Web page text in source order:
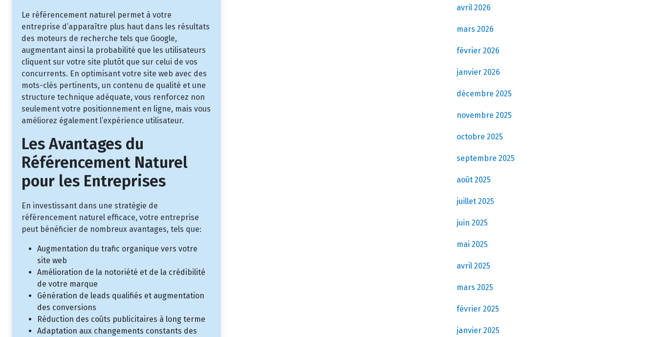
Le référencement naturel permet à votre
entreprise d’apparaître plus haut dans les résultats
des moteurs de recherche tels que Google,
augmentant ainsi la probabilité que les utilisateurs
cliquent sur votre site plutôt que sur celui de vos
concurrents. En optimisant votre site web avec des
mots-clés pertinents, un contenu de qualité et une
structure technique adéquate, vous renforcez non
seulement votre positionnement en ligne, mais vous
améliorez également l’expérience utilisateur.
Les Avantages du
Référencement Naturel
pour les Entreprises
En investissant dans une stratégie de
référencement naturel efficace, votre entreprise
peut bénéficier de nombreux avantages, tels que:
Augmentation du trafic organique vers votre
site web
Amélioration de la notoriété et de la crédibilité
de votre marque
Génération de leads qualifiés et augmentation
des conversions
Réduction des coûts publicitaires à long terme
Adaptation aux changements constants des
avril 2026
mars 2026
février 2026
janvier 2026
décembre 2025
novembre 2025
octobre 2025
septembre 2025
août 2025
juillet 2025
juin 2025
mai 2025
avril 2025
mars 2025
février 2025
janvier 2025